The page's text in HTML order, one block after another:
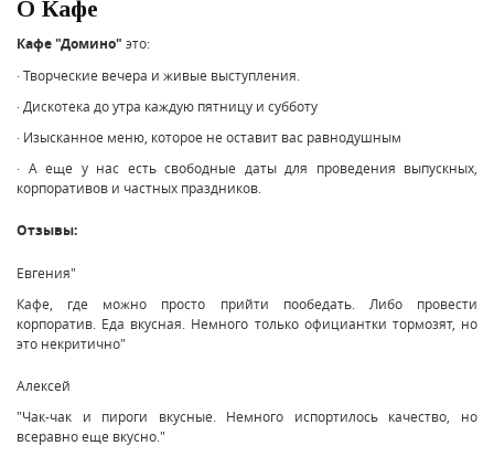
О Кафе
Кафе "Домино" это:
· Творческие вечера и живые выступления.
· Дискотека до утра каждую пятницу и субботу
· Изысканное меню, которое не оставит вас равнодушным
· А еще у нас есть свободные даты для проведения выпускных,
корпоративов и частных праздников.
Отзывы:
Евгения"
Кафе, где можно просто прийти пообедать. Либо провести
корпоратив. Еда вкусная. Немного только официантки тормозят, но
это некритично"
Алексей
"Чак-чак и пироги вкусные. Немного испортилось качество, но
всеравно еще вкусно."